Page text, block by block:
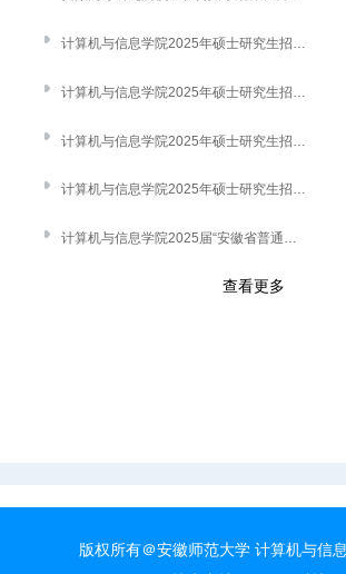
计算机与信息学院2025年硕士研究生招生计划调整说明及补录结果
计算机与信息学院2025年硕士研究生招生复试结果（一志愿）
计算机与信息学院2025届“安徽省普通高等学校优秀毕业生”评选结果公示
查看更多
版权所有＠安徽师范大学 计算机与信